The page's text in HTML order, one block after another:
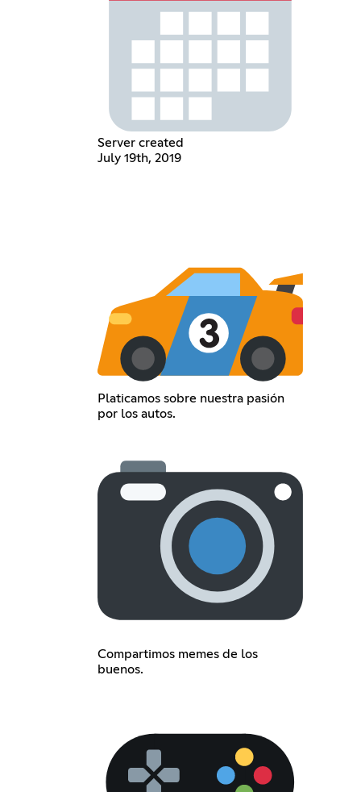
Server created
July 19th, 2019
Platicamos sobre nuestra pasión
por los autos.
Compartimos memes de los
buenos.